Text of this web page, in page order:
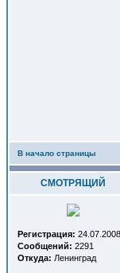
В начало страницы
СМОТРЯЩИЙ
Регистрация: 24.07.2008
Сообщений: 2291
Откуда: Ленинград